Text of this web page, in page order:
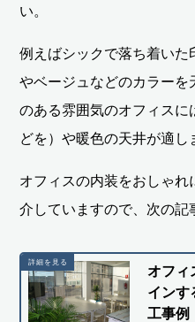
い。
例えばシックで落ち着いた
やベージュなどのカラーを
のある雰囲気のオフィスに
どを）や暖色の天井が適し
オフィスの内装をおしゃ
介していますので、次の記
オフィ
インす
工事例